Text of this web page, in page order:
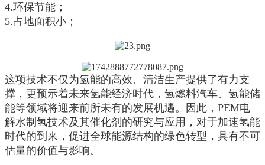
4.环保节能；
5.占地面积小；
这项技术不仅为氢能的高效、清洁生产提供了有力支
撑，更预示着未来氢能经济时代，氢燃料汽车、氢能储
能等领域将迎来前所未有的发展机遇。因此，PEM电
解水制氢技术及其催化剂的研究与应用，对于加速氢能
时代的到来，促进全球能源结构的绿色转型，具有不可
估量的价值与影响。